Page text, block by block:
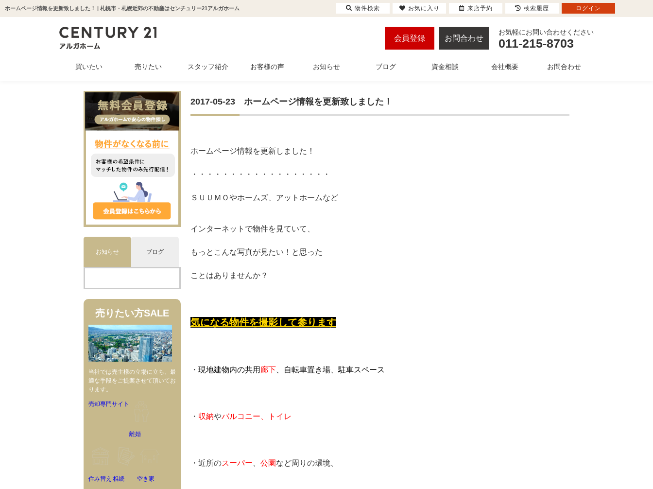
ホームページ情報を更新致しました！ | 札幌市・札幌近郊の不動産はセンチュリー21アルガホーム
会員登録 お問合わせ
お気軽にお問い合わせください
011-215-8703
買いたい
新築一戸建て
中古一戸建て
中古マンション
土地
収益物件
売りたい スタッフ紹介 お客様の声 お知らせ ブログ 資金相談 会社概要 お問合わせ
2017-05-23 ホームページ情報を更新致しました！
ホームページ情報を更新しました！
・・・・・・・・・・・・・・・・・・
ＳＵＵＭＯやホームズ、アットホームなど
インターネットで物件を見ていて、
もっとこんな写真が見たい！と思った
ことはありませんか？
気になる物件を撮影して参ります
・ 現地建物内の共用 廊下 、自転車置き場、駐車スペース
・ 収納やバルコニー、トイレ
・近所のスーパー 公園 など周りの環境、
お知らせ ブログ
売りたい方SALE
当社では売主様の立場に立ち、最
適な手段をご提案させて頂いてお
ります。
売却専門サイト
離婚
住み替え 相続 空き家
物件検索 お気に入り 来店予約 検索履歴 ログイン